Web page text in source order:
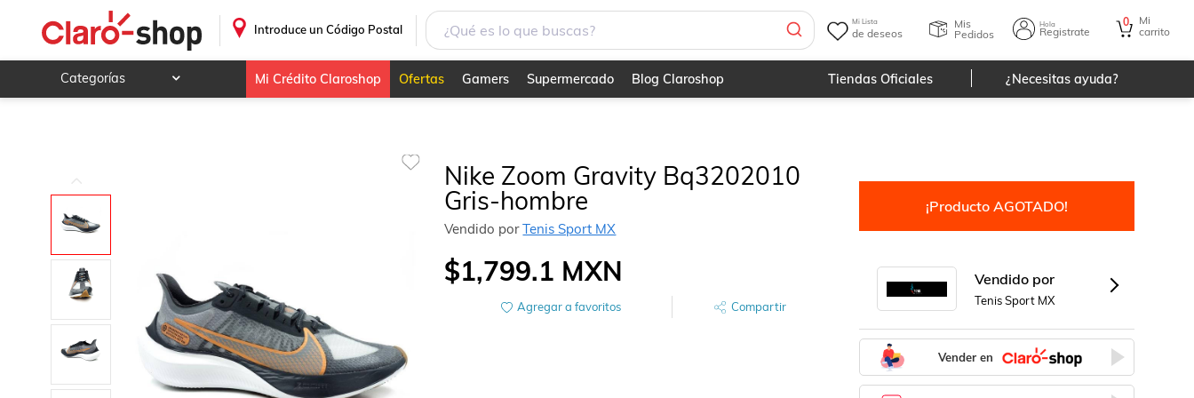
Introduce un Código Postal
Mi Lista
de deseos
Mis
Pedidos
Hola
Registrate
0
Mi
carrito
Categorías
Animales y mascotas
Ferretería y autos
Ropa, calzado y accesorios
Salud, belleza y cuidado personal
Joyería y relojes
Juegos y juguetes
Mi Crédito Claroshop Ofertas Gamers Supermercado Blog Claroshop Tiendas Oficiales ¿Necesitas ayuda?
Nike Zoom Gravity Bq3202010
Gris-hombre
Vendido porTenis Sport MX
$1,799.1 MXN
Agregar a favoritos Compartir
¡Producto AGOTADO!
Vendido por
Tenis Sport MX
Vender en
Nike Zoom Gravity Bq3202010 Gris-hombre